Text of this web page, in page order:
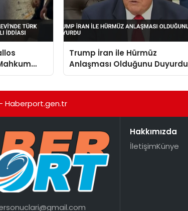
İddiası
Trump İran ile Hürmüz
Anlaşması Olduğunu Duyurdu
Haberport.gen.tr
Hakkımızda
İletişimKünye